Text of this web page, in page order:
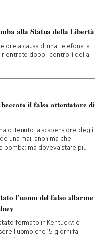
alla Statua della Libertà
ore a causa di una telefonata
rientrato dopo i controlli della
il falso attentatore di
ottenuto la sospensione degli
una mail anonima che
bomba: ma doveva stare più
l’uomo del falso allarme
fermato in Kentucky: è
l'uomo che 15 giorni fa